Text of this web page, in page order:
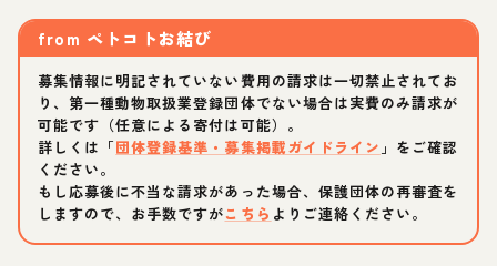
from ペトコトお結び
募集情報に明記されていない費用の請求は一切禁止されてお
り、第一種動物取扱業登録団体でない場合は実費のみ請求が
可能です（任意による寄付は可能）。
詳しくは「団体登録基準・募集掲載ガイドライン 」をご確認
ください。
もし応募後に不当な請求があった場合、保護団体の再審査を
しますので、お手数ですがこちら よりご連絡ください。